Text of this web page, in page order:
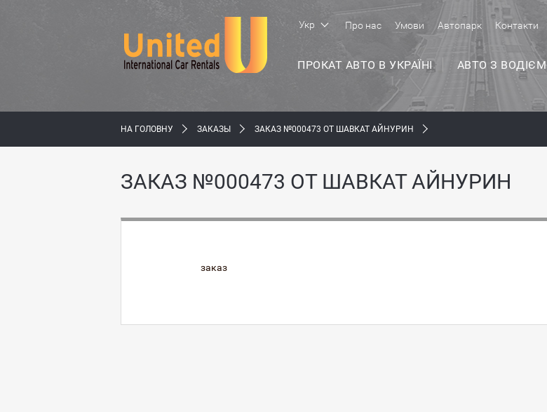
Укр
ПРОКАТ АВТО В УКРАЇНІ АВТО З ВОДІЄМ
Про нас Умови Автопарк Контакти
НА ГОЛОВНУ ЗАКАЗЫ ЗАКАЗ №000473 ОТ ШАВКАТ АЙНУРИН
ЗАКАЗ №000473 ОТ ШАВКАТ АЙНУРИН
заказ